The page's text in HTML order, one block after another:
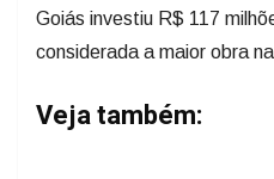
Goiás investiu R$ 117
considerada a maior obra
Veja também: